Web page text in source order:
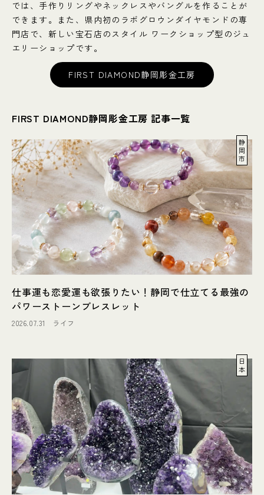
では、手作りリングやネックレスやバングルを作ることが
できます。また、県内初のラボグロウンダイヤモンドの専
門店で、新しい宝石店のスタイル ワークショップ型のジュ
エリーショップです。
FIRST DIAMOND静岡彫金工房
FIRST DIAMOND静岡彫金工房 記事一覧
静
岡
市
仕事運も恋愛運も欲張りたい！静岡で仕立てる最強の
パワーストーンブレスレット
2026.07.31 ライフ
日
本